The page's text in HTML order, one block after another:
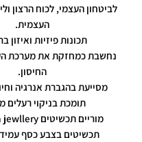
לביטחון העצמי, לכוח הרצון
העצמית.
תכונות פיזיות ואיזון
נחשבת כמחזקת את מערכת
החיסון.
מסייעת בהגברת אנרגיה
תומכת בניקוי רעלים
מוריים תכשיטים moriyam jewllery
תכשיטים בצבע כסף